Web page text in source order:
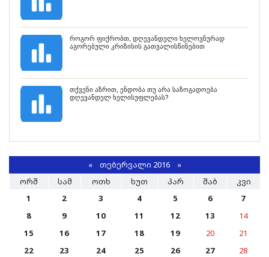
როგორ ფიქრობთ, დღევანდელი ხელოვნურად
აგორებული კრიზისის გათვალისწინებით
თქვენი აზრით, ენდობა თუ არა საზოგადოება
დღევანდელ ხელისუფლებას?
«ᲗᲔᲑᲔᲠᲕᲐᲚᲘ 2016 »
ᲝᲠᲨ
ᲡᲐᲛ ᲝᲗᲮ ᲮᲣᲗ ᲞᲐᲠ ᲨᲐᲑ
ᲙᲕᲘ
1
2 3 4 5 6
7
8
9 10 11 12 13
14
15
16 17 18 19 20
21
22
23 24 25 26 27
28